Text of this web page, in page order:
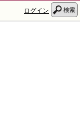
ログイン 検索